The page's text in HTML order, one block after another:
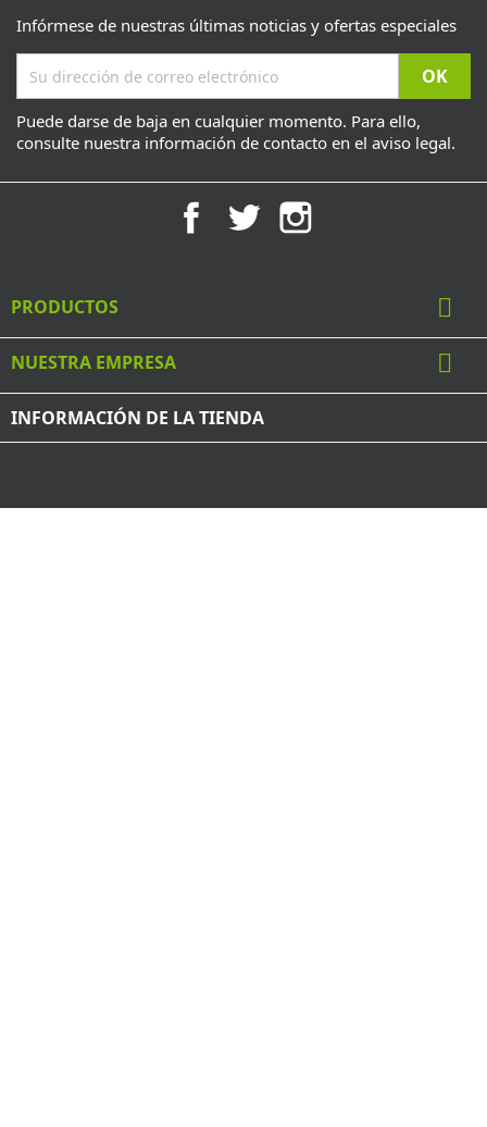
Infórmese de nuestras últimas noticias y ofertas especiales
Puede darse de baja en cualquier momento. Para ello,
consulte nuestra información de contacto en el aviso legal.
FacebookTwitter
PRODUCTOS 
NUESTRA EMPRESA 
INFORMACIÓN DE LA TIENDA